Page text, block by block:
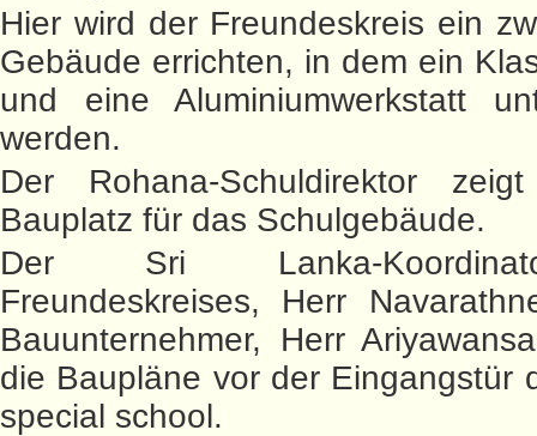
Hier wird der Freundeskreis ein
Gebäude errichten, in dem ein
und eine Aluminiumwerkstatt
werden.
Der Rohana-Schuldirektor
Bauplatz für das Schulgebäude.
Der Sri Lanka-
Freundeskreises, Herr
Bauunternehmer, Herr
die Baupläne vor der Eingangstür
special school.